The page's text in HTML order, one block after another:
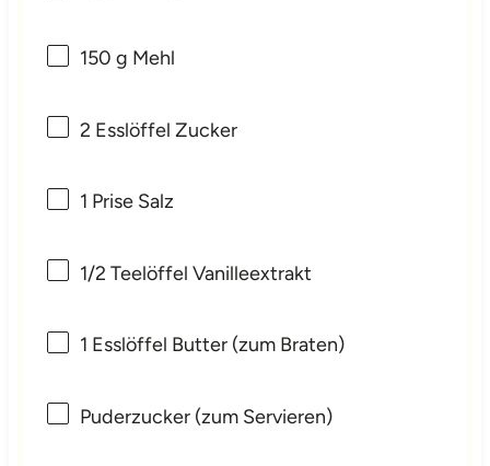
150 g Mehl
2 Esslöffel Zucker
1 Prise Salz
1/2 Teelöffel Vanilleextrakt
1 Esslöffel Butter (zum Braten)
Puderzucker (zum Servieren)